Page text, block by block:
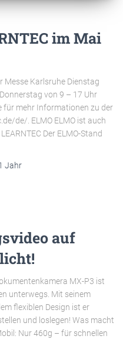
im Mai
Messe Karlsruhe Dienstag
von 9 – 17 Uhr
für mehr Informationen zu der
de/. ELMO ELMO ist auch
Der ELMO-Stand
Jahr
auf
MX-P3 ist
unterwegs. Mit seinem
flexiblen Design ist er
und loslegen! Was macht
Nur 460g – für schnellen